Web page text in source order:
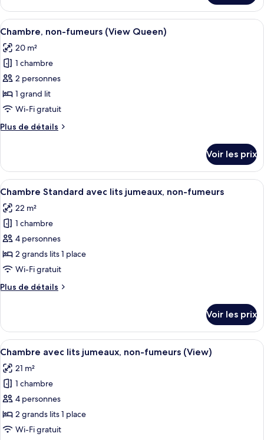
fumeurs
(Run
of
the
house)
le
type
de
Chambre,
non-
fumeurs
(Run
of
the
house)
Afficher
toutes
les
photos
pour
ce
type
chambre :
fumeurs
(View
Queen)
Une chambre d’hôtel avec un
3
Chambre, non-fumeurs (View Queen)
20 m²
1 chambre
2 personnes
1 grand lit
Wi-Fi gratuit
Plus de détails
Plus
le
type
de
Chambre,
non-
fumeurs
(View
Queen)
Voir les prix
Afficher
toutes
les
photos
pour
ce
type
chambre :
avec
lits
jumeaux,
non-
fumeurs
Une chambre d’hôtel avec deux lits,
3
Chambre Standard avec lits jumeaux, non-fumeurs
22 m²
1 chambre
4 personnes
2 grands lits 1 place
Wi-Fi gratuit
Plus de détails
Plus
le
type
de
Chambre
Standard
avec
lits
jumeaux,
non-
fumeurs
Voir les prix
Afficher
toutes
les
photos
pour
ce
type
Une chambre d’hôtel avec deux
3
Chambre avec lits jumeaux, non-fumeurs (View)
21 m²
1 chambre
4 personnes
2 grands lits 1 place
Wi-Fi gratuit